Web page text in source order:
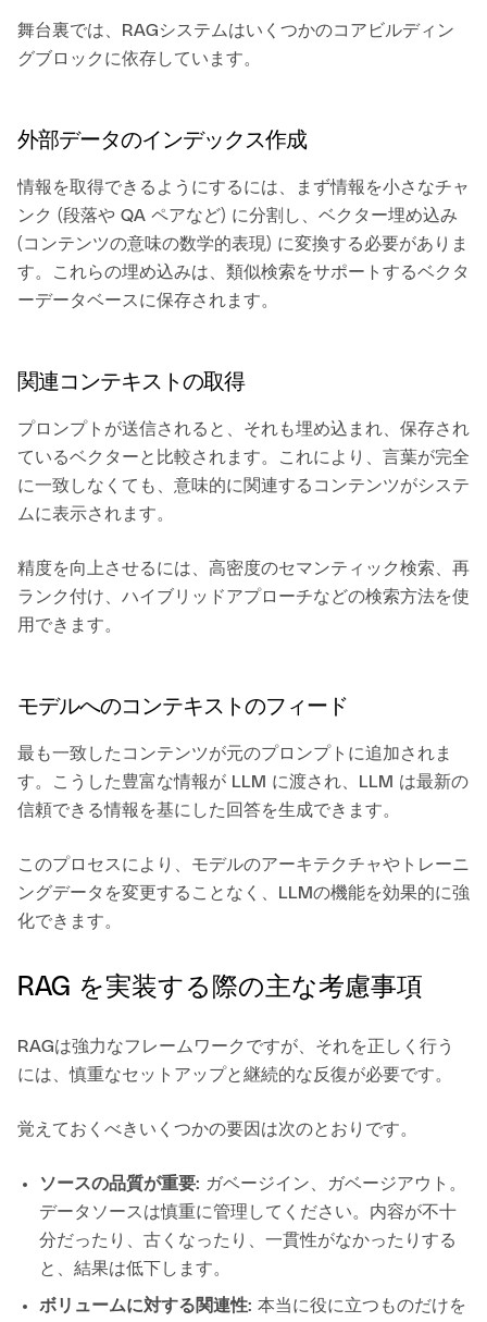
舞台裏では、RAGシステムはいくつかのコアビルディン
グブロックに依存しています。
外部データのインデックス作成
情報を取得できるようにするには、まず情報を小さなチャ
ンク (段落や QA ペアなど) に分割し、ベクター埋め込み
(コンテンツの意味の数学的表現) に変換する必要がありま
す。これらの埋め込みは、類似検索をサポートするベクタ
ーデータベースに保存されます。
関連コンテキストの取得
プロンプトが送信されると、それも埋め込まれ、保存され
ているベクターと比較されます。これにより、言葉が完全
に一致しなくても、意味的に関連するコンテンツがシステ
ムに表示されます。
精度を向上させるには、高密度のセマンティック検索、再
ランク付け、ハイブリッドアプローチなどの検索方法を使
用できます。
モデルへのコンテキストのフィード
最も一致したコンテンツが元のプロンプトに追加されま
す。こうした豊富な情報が LLM に渡され、LLM は最新の
信頼できる情報を基にした回答を生成できます。
このプロセスにより、モデルのアーキテクチャやトレーニ
ングデータを変更することなく、LLMの機能を効果的に強
化できます。
RAG を実装する際の主な考慮事項
RAGは強力なフレームワークですが、それを正しく行う
には、慎重なセットアップと継続的な反復が必要です。
覚えておくべきいくつかの要因は次のとおりです。
ソースの品質が重要: ガベージイン、ガベージアウト。
データソースは慎重に管理してください。内容が不十
分だったり、古くなったり、一貫性がなかったりする
と、結果は低下します。
ボリュームに対する関連性: 本当に役に立つものだけを